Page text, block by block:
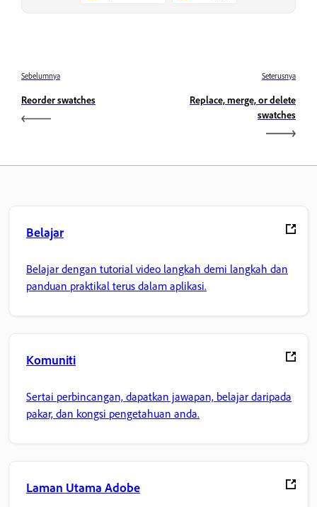
Sebelumnya
Reorder swatches
Seterusnya
Replace, merge, or delete
swatches
Belajar
Belajar dengan tutorial video langkah demi langkah dan
panduan praktikal terus dalam aplikasi.
Komuniti
Sertai perbincangan, dapatkan jawapan, belajar daripada
pakar, dan kongsi pengetahuan anda.
Laman Utama Adobe